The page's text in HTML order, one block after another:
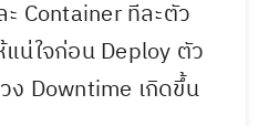
Container ทีละตัว
น่ใจก่อน Deploy ตัว
ง Downtime เกิดขึ้น